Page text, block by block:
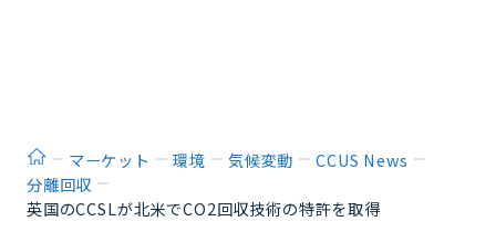
ホームマーケット 環境 気候変動
CCUS News
分離回収
英国のCCSLが北米でCO2回収技術の特許を取得